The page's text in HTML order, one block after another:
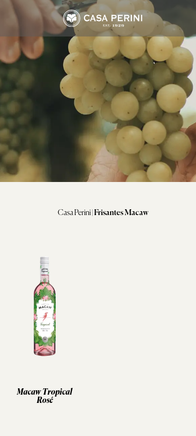
Arbo
Assemblage
Cabernet Sauvignon
Marselan
Moscato & Trebbiano
Frisantes Macaw
Tropical Branco
Tropical Rosé
Suco Perini
Suco Tinto
Suco Branco
Casa Perini Frisantes Macaw
Macaw Tropical
Rosé